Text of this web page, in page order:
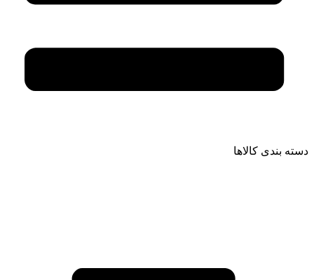
دسته بندی کالاها